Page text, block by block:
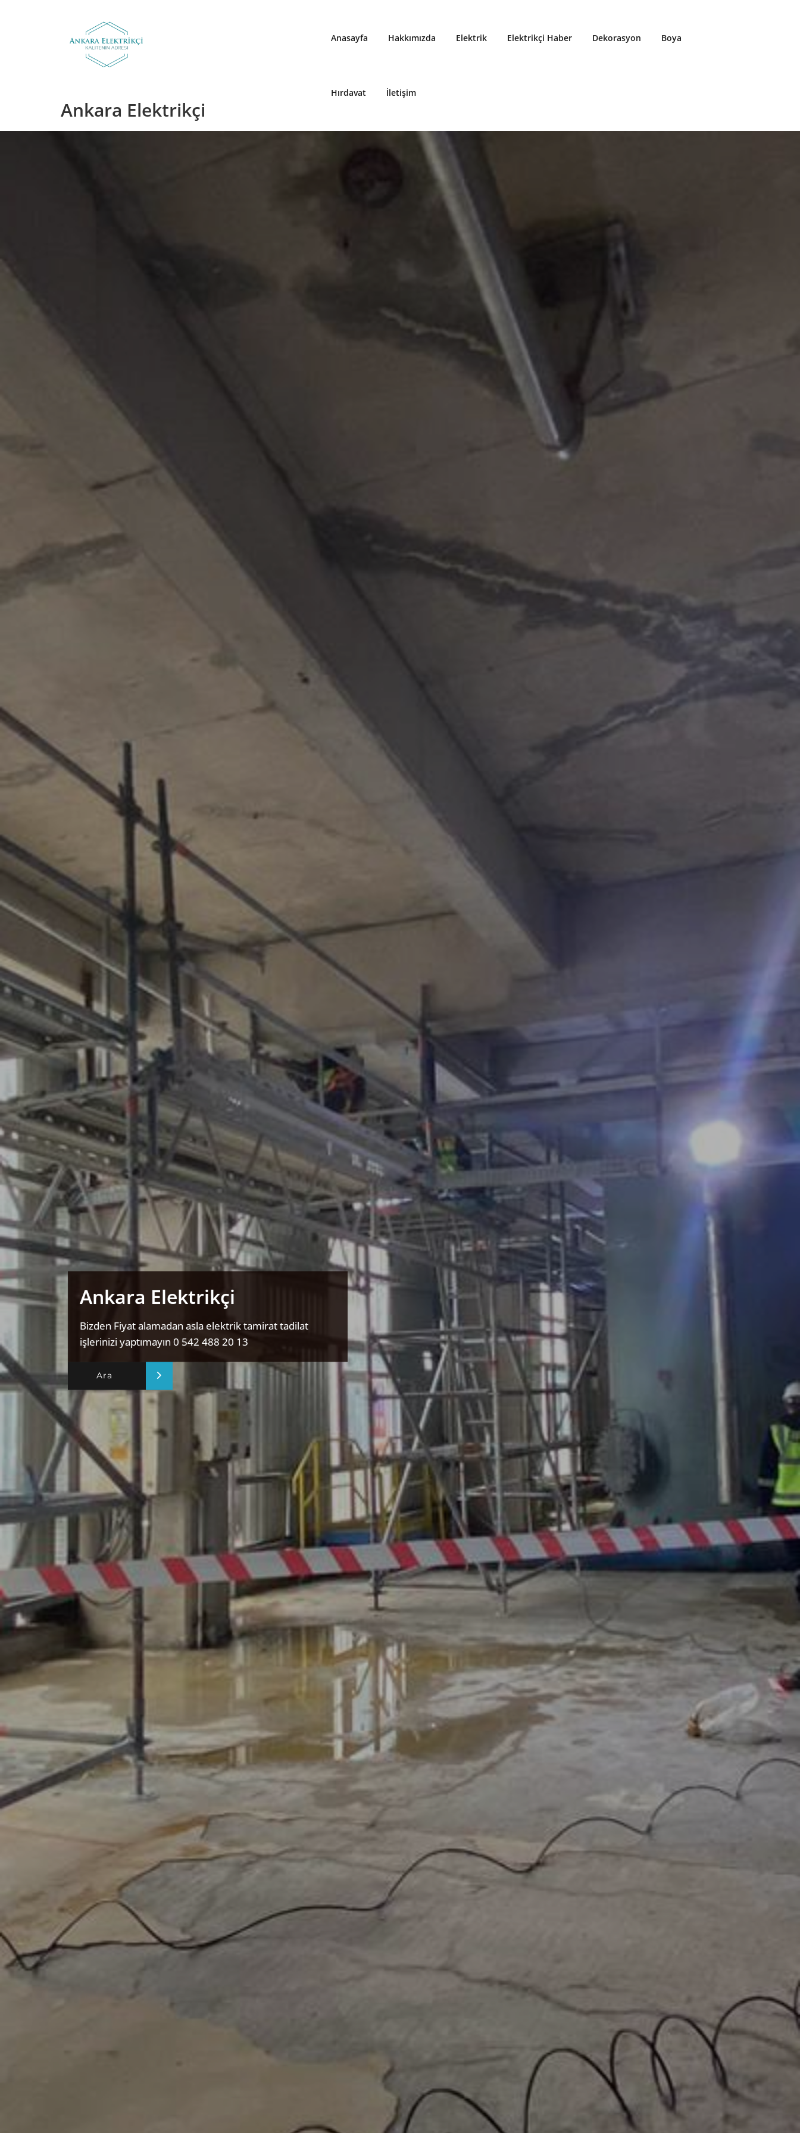
Ankara Elektrikçi
Anasayfa Hakkımızda Elektrik Elektrikçi Haber Dekorasyon Boya
Hırdavat İletişim
Ankara Elektrikçi
Bizden Fiyat alamadan asla elektrik tamirat tadilat
işlerinizi yaptımayın 0 542 488 20 13
Ara